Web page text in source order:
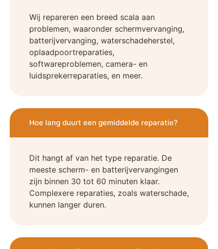
Wij repareren een breed scala aan
problemen, waaronder schermvervanging,
batterijvervanging, waterschadeherstel,
oplaadpoortreparaties,
softwareproblemen, camera- en
luidsprekerreparaties, en meer.
Hoe lang duurt een gemiddelde reparatie?
Dit hangt af van het type reparatie. De
meeste scherm- en batterijvervangingen
zijn binnen 30 tot 60 minuten klaar.
Complexere reparaties, zoals waterschade,
kunnen langer duren.